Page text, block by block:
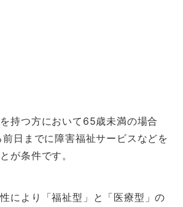
持つ方において65歳未満の場合
日までに障害福祉サービスなどを
が条件です。
により「福祉型」と「医療型」の